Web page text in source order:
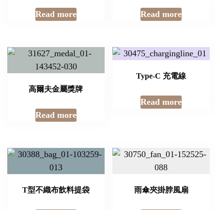
Read more Read more
高爾夫金屬獎牌
Read more
Type-C 充電線
Read more
T型不織布飲料提袋 雨傘夾掛脖風扇